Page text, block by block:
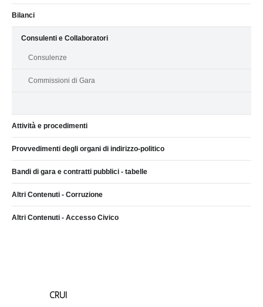
Bilanci
Consulenti e Collaboratori
Consulenze
Commissioni di Gara
Attività e procedimenti
Provvedimenti degli organi di indirizzo-politico
Bandi di gara e contratti pubblici - tabelle
Altri Contenuti - Corruzione
Altri Contenuti - Accesso Civico
CRUI